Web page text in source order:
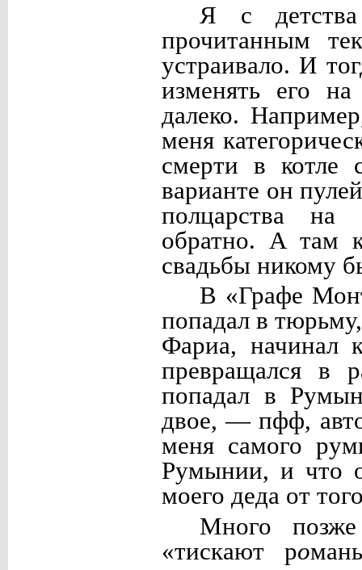
Я с
прочитанным
устраивало. И
изменять его
далеко.
меня
смерти в котле
варианте он
полцарства на
обратно. А там
свадьбы никому
В «Графе
попадал в
Фариа, начинал
превращался в
попадал в
двое, — пфф,
меня самого
Румынии, и что
моего деда от
Много
«тискают ро